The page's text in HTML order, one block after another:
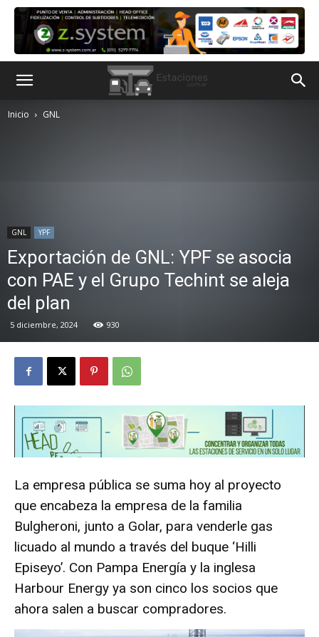
Inicio GNL
GNL YPF
Exportación de GNL: YPF se asocia
con PAE y el Grupo Techint se aleja
del plan
5 diciembre, 2024 930
La empresa pública se suma hoy al proyecto
que encabeza la empresa de la familia
Bulgheroni, junto a Golar, para venderle gas
licuado al mundo a través del buque ‘Hilli
Episeyo’. Con Pampa Energía y la inglesa
Harbour Energy ya son cinco los socios que
ahora salen a buscar compradores.